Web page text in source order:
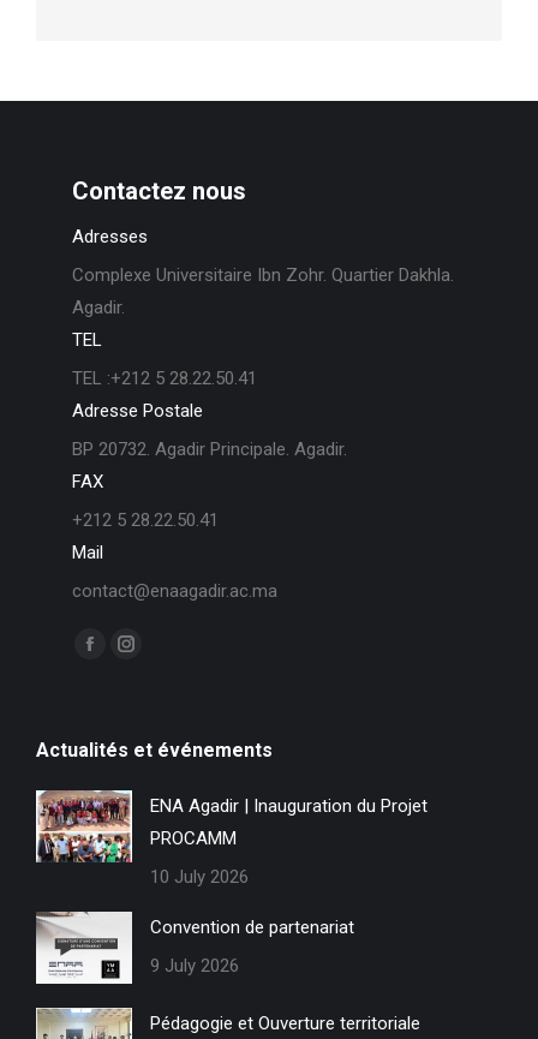
Contactez nous
Adresses
Complexe Universitaire Ibn Zohr. Quartier Dakhla.
Agadir.
TEL
TEL :+212 5 28.22.50.41
Adresse Postale
BP 20732. Agadir Principale. Agadir.
FAX
+212 5 28.22.50.41
Mail
contact@enaagadir.ac.ma
Find us on:
F
e
o
o
p
a
o
I
t
g
r
m
e
Actualités et événements
ENA Agadir | Inauguration du Projet
PROCAMM
10 July 2026
Convention de partenariat
9 July 2026
Pédagogie et Ouverture territoriale